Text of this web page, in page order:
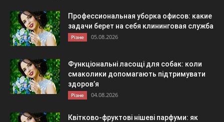
Профессиональная уборка офисов: какие
задачи берет на себя клининговая служба
Різне 05.08.2026
Функціональні ласощі для собак: коли
смаколики допомагають підтримувати
здоров’я
Різне 04.08.2026
Квітково-фруктові нішеві парфуми: як